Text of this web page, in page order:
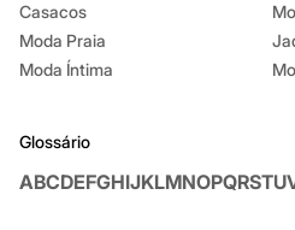
Moda praia
Biquínis e Maiôs
Blusas de proteção
Bluey
Hello Kitty
Casacos
Moda Praia
Moda Íntima
Glossário
ABCDEFGHIJKLMNOPQRSTU